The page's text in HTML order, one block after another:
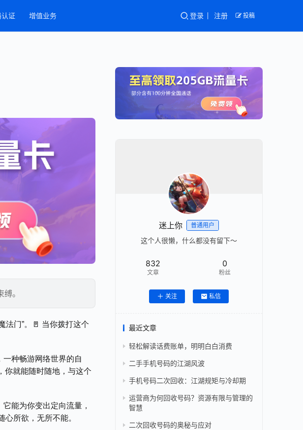
证 增值业务 登录 注册 投稿
。
法门”。🚪 当你拨打这个
种畅游网络世界的自
你就能随时随地，与这个
能为你变出定向流量，
所欲，无所不能。
迷上你 普通用户
这个人很懒，什么都没有留下～
832
文章
0
粉丝
关注 私信
最近文章
轻松解读话费账单，明明白白消费
二手手机号码的江湖风波
手机号码二次回收：江湖规矩与冷却期
运营商为何回收号码？资源有限与管理的
智慧
二次回收号码的奥秘与应对